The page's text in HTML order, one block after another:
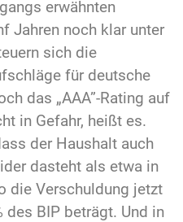
erwähnten
Jahren noch klar unter
sich die
für deutsche
das „AAA”-Rating auf
in Gefahr, heißt es.
der Haushalt auch
dasteht als etwa in
die Verschuldung jetzt
des BIP beträgt. Und in